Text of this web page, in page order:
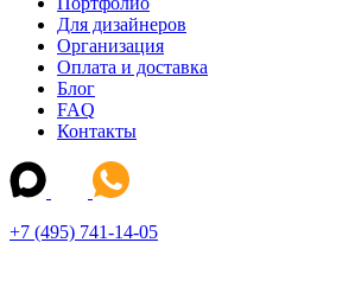
Для дизайнеров
Организация
Оплата и доставка
Блог
FAQ
Контакты
+7 (495) 741-14-05